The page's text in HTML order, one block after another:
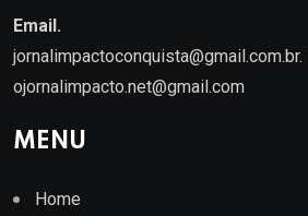
Email.
jornalimpactoconquista@gmail.com.br.
ojornalimpacto.net@gmail.com
MENU
Home